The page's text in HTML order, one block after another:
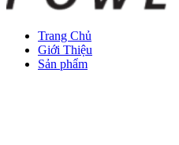
Trang Chủ
Giới Thiệu
Sản phẩm